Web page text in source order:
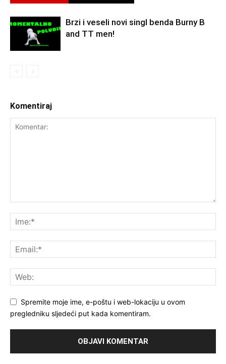
Brzi i veseli novi singl benda Burny B
and TT men!
Komentiraj
Spremite moje ime, e-poštu i web-lokaciju u ovom
pregledniku sljedeći put kada komentiram.